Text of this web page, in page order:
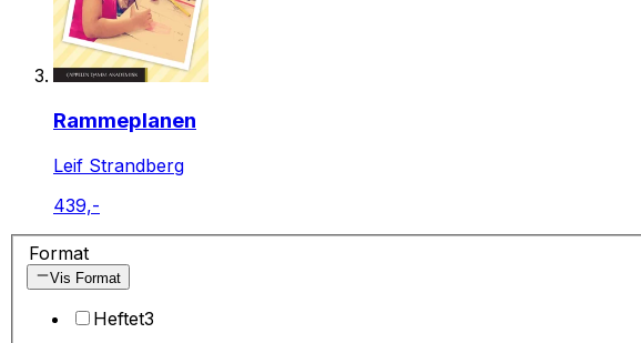
Rammeplanen
Leif Strandberg
439,-
Format
Vis Format
Heftet3